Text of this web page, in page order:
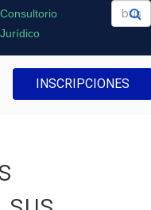
Consultorio
Jurídico
INSCRIPCIONES